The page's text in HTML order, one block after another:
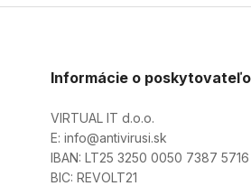
Informácie o
VIRTUAL IT d.o.o.
E: info@antivirusi.sk
IBAN: LT25 3250 0050 7387 5716
BIC: REVOLT21